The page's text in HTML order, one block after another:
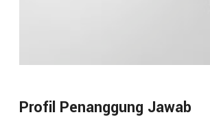
Profil Penanggung Jawab